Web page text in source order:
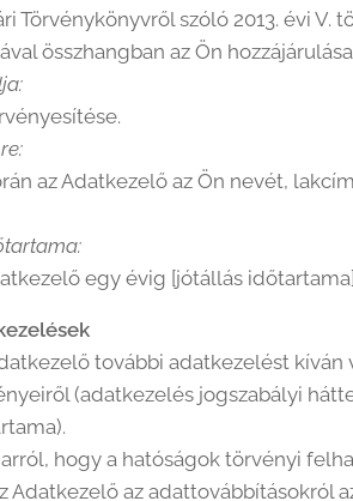
Törvénykönyvről szóló 2013. évi V.
összhangban az Ön
az Adatkezelő az Ön nevét,
egy évig [jótállás
további adatkezelést
(adatkezelés jogszabályi
hogy a hatóságok törvényi
Adatkezelő az adattovábbításokról